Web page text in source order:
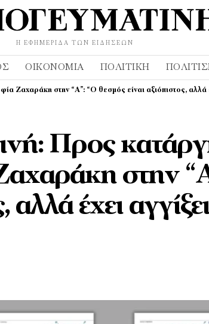
Η ΕΦΗΜΕΡΊΔΑ ΤΩΝ ΕΙΔΉΣΕΩΝ
ΟΙΚΟΝΟΜΊΑ ΠΟΛΙΤΙΚΉ
Ζαχαράκη στην “Α”: “Ο θεσμός είναι αξιόπιστος, αλλά
Προς
στην
έχει